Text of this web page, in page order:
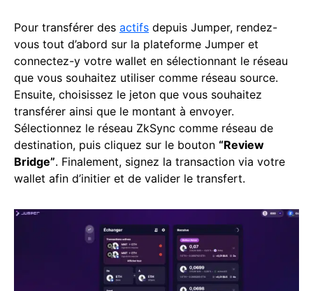
Pour transférer des actifs depuis Jumper, rendez-
vous tout d’abord sur la plateforme Jumper et
connectez-y votre wallet en sélectionnant le réseau
que vous souhaitez utiliser comme réseau source.
Ensuite, choisissez le jeton que vous souhaitez
transférer ainsi que le montant à envoyer.
Sélectionnez le réseau ZkSync comme réseau de
destination, puis cliquez sur le bouton “Review
Bridge”. Finalement, signez la transaction via votre
wallet afin d’initier et de valider le transfert.